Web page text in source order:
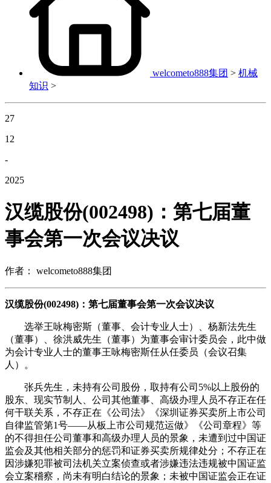
welcometo888集团 > 机械
知识 >
27
12
-
2025
汉缆股份(002498)：第七届董
事会第一次会议决议
作者： welcometo888集团
汉缆股份(002498)：第七届董事会第一次会议决议
选举王咏梅密斯（董事、会计专业人士）、杨新法先生
（董事）、徐洪威先生（董事）为董事会审计委员会，此中做
为会计专业人士的董事王咏梅密斯任从任委员（会议召集
人）。
张兵先生，未持有公司股份，取持有公司5%以上股份的
股东、现实节制人、公司其他董事、高级办理人员不存正在任
何干联关系，不存正在《公司法》《深圳证券买卖所上市公司
自律监管第1号——从板上市公司规范运做》《公司章程》等
的不得担任公司董事和高级办理人员的景象，未遭到过中国证
监会及其他相关部分的惩罚和证券买卖所规律处分；不存正在
因涉嫌犯罪被司法机关立案侦查或者涉嫌违法违规被中国证监
会立案稽察，尚未有明白结论的景象；未被中国证监会正在证